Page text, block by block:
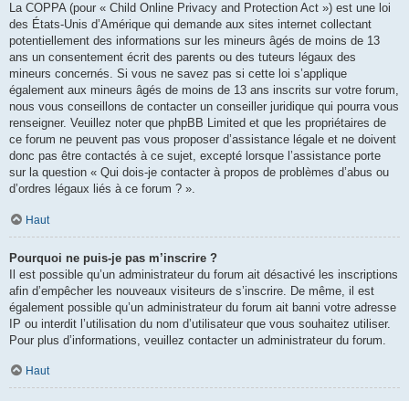
La COPPA (pour « Child Online Privacy and Protection Act ») est une loi
des États-Unis d’Amérique qui demande aux sites internet collectant
potentiellement des informations sur les mineurs âgés de moins de 13
ans un consentement écrit des parents ou des tuteurs légaux des
mineurs concernés. Si vous ne savez pas si cette loi s’applique
également aux mineurs âgés de moins de 13 ans inscrits sur votre forum,
nous vous conseillons de contacter un conseiller juridique qui pourra vous
renseigner. Veuillez noter que phpBB Limited et que les propriétaires de
ce forum ne peuvent pas vous proposer d’assistance légale et ne doivent
donc pas être contactés à ce sujet, excepté lorsque l’assistance porte
sur la question « Qui dois-je contacter à propos de problèmes d’abus ou
d’ordres légaux liés à ce forum ? ».
Haut
Pourquoi ne puis-je pas m’inscrire ?
Il est possible qu’un administrateur du forum ait désactivé les inscriptions
afin d’empêcher les nouveaux visiteurs de s’inscrire. De même, il est
également possible qu’un administrateur du forum ait banni votre adresse
IP ou interdit l’utilisation du nom d’utilisateur que vous souhaitez utiliser.
Pour plus d’informations, veuillez contacter un administrateur du forum.
Haut